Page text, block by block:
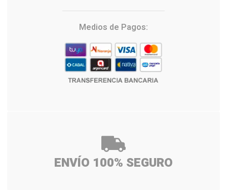
Medios de Pagos:
ENVÍO 100% SEGURO